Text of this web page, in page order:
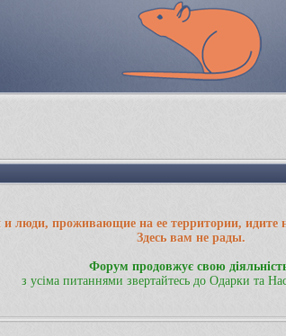
и люди, проживающие на ее территории, идите
Здесь вам не рады.
Форум продовжує свою
з усіма питаннями звертайтесь до Одарки та